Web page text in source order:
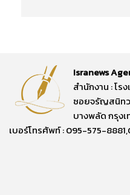
Isranews
สำนักงาน : โร
ซอยจรัญสนิทว
บางพลัด กรุง
เบอร์โทรศัพท์ : 095-575-